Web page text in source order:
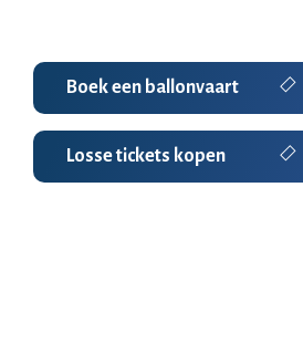
Boek een ballonvaart
Losse tickets kopen